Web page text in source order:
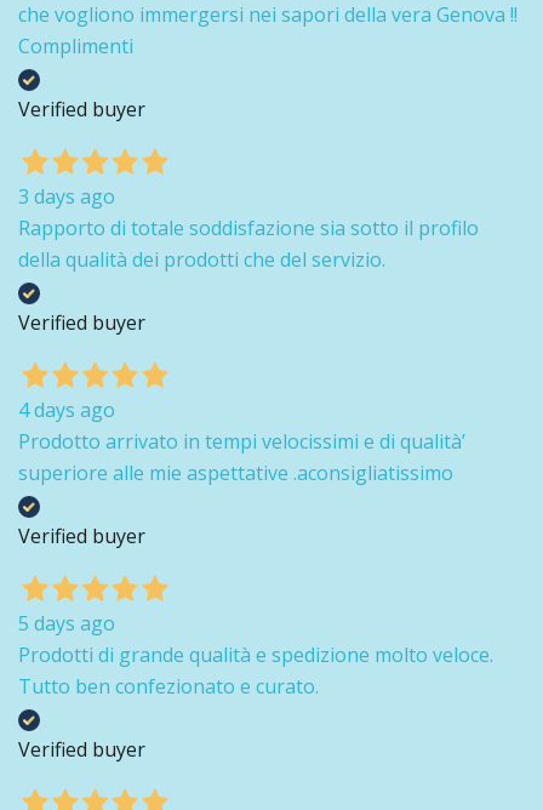
che vogliono immergersi nei sapori della vera Genova !!
Complimenti
Verified buyer
3 days ago
Rapporto di totale soddisfazione sia sotto il profilo
della qualità dei prodotti che del servizio.
Verified buyer
4 days ago
Prodotto arrivato in tempi velocissimi e di qualità’
superiore alle mie aspettative .aconsigliatissimo
Verified buyer
5 days ago
Prodotti di grande qualità e spedizione molto veloce.
Tutto ben confezionato e curato.
Verified buyer